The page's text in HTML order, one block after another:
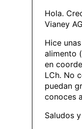
Hola.
Vianey
Hice
alimento
en
LCh. No
puedan
conoces
Saludos